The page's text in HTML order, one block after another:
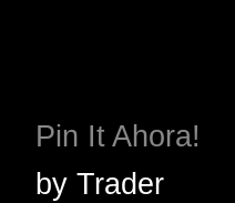
Pin It Ahora!
by Trader